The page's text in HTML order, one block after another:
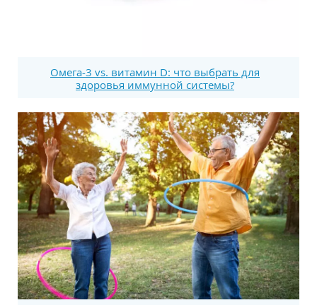
Омега-3 vs. витамин D: что выбрать для
здоровья иммунной системы?